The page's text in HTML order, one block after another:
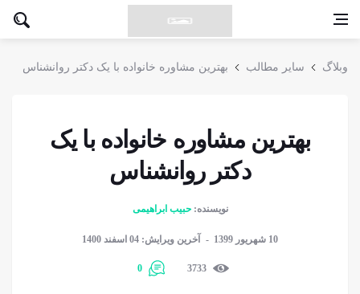
وبلاگ سایر مطالب بهترین مشاوره خانواده با یک دکتر روانشناس
بهترین مشاوره خانواده با یک
دکتر روانشناس
نویسنده: حبیب ابراهیمی
10 شهریور 1399 آخرین ویرایش: 04 اسفند 1400
3733
0